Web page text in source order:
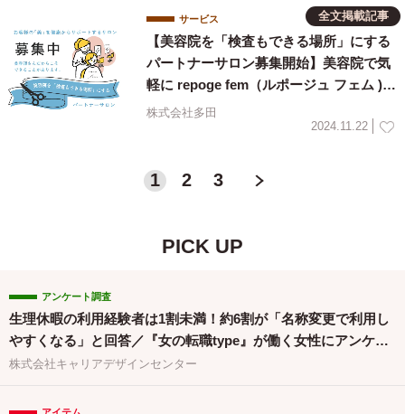
サービス 全文掲載記事
【美容院を「検査もできる場所」にする
パートナーサロン募集開始】美容院で気
軽に repoge fem（ルポージュ フェム )
『毛髪から知る』検査キットシリーズに
株式会社多田
2024.11.22
1 2 3 ＞
PICK UP
アンケート調査
生理休暇の利用経験者は1割未満！約6割が「名称変更で利用し
やすくなる」と回答／『女の転職type』が働く女性にアンケー
ト【第134回】
株式会社キャリアデザインセンター